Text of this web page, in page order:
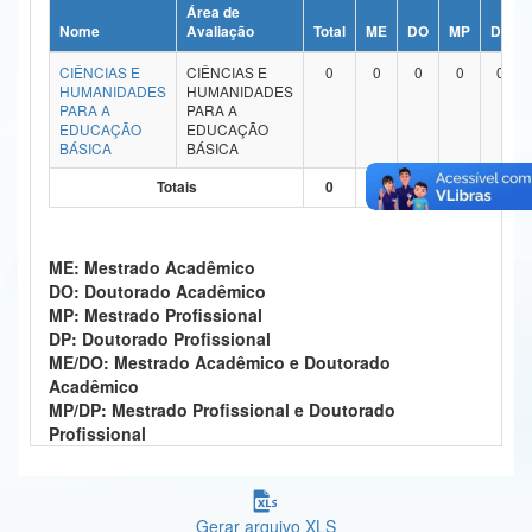
Ministério da Ciência, Tecnologia, Inovações e Comunicações
Ministério do Meio Ambiente
Ministério do Turismo
Ministério do Desenvolvimento Regional
Ministério da Mulher, da Família e dos Direitos Humanos
Secretaria-Geral
Secretaria de Governo
Gabinete de Segurança Institucional
Nome
Área de
Avaliação
Total ME DO MP DP
CIÊNCIAS E
HUMANIDADES
PARA A
EDUCAÇÃO
BÁSICA
CIÊNCIAS E
HUMANIDADES
PARA A
EDUCAÇÃO
BÁSICA
0 0 0 0 0
Totais 0 0 0 0 0
ME: Mestrado Acadêmico
DO: Doutorado Acadêmico
MP: Mestrado Profissional
DP: Doutorado Profissional
ME/DO: Mestrado Acadêmico e Doutorado
Acadêmico
MP/DP: Mestrado Profissional e Doutorado
Profissional
Gerar arquivo XLS